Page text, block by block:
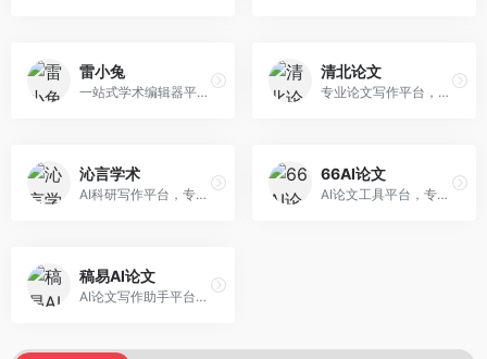
雷小兔
一站式学术编辑器平台，覆盖论文写作全流程。面向高校学生和科研人员，提供选题分析、文献检索、论文生成、查重降重等服务，操作流程清晰，学术写作效率显著提升。
清北论文
专业论文写作平台，依托高校学术资源。面向本科生和研究生，提供论文指导、写作辅助、查重检测等服务，学术规范性强，适合追求高质量论文的用户。
沁言学术
AI科研写作平台，专注于学术研究辅助。面向研究生和科研工作者，提供文献分析、研究方法指导、论文撰写等服务，学术资源丰富，研究支持全面。
66AI论文
AI论文工具平台，专注于高质量低查重论文生成。面向大学生和研究生，提供论文写作、降重修改等服务，生成内容原创度高，查重率低。
稿易AI论文
AI论文写作助手平台，提供智能化学术写作支持。面向高校学生，支持多种论文类型生成，提供参考文献管理和格式规范服务，操作流程简单。